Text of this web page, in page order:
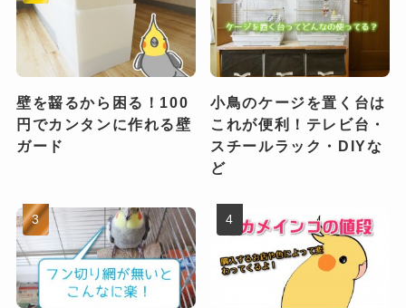
壁を齧るから困る！100
円でカンタンに作れる壁
ガード
小鳥のケージを置く台は
これが便利！テレビ台・
スチールラック・DIYな
ど